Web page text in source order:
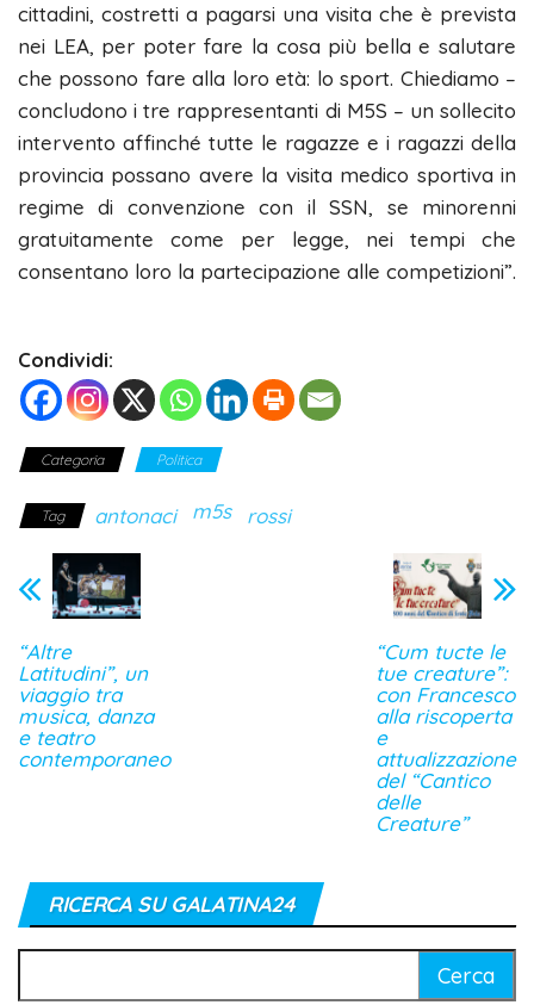
cittadini, costretti a pagarsi una visita che è prevista
nei LEA, per poter fare la cosa più bella e salutare
che possono fare alla loro età: lo sport. Chiediamo –
concludono i tre rappresentanti di M5S – un sollecito
intervento affinché tutte le ragazze e i ragazzi della
provincia possano avere la visita medico sportiva in
regime di convenzione con il SSN, se minorenni
gratuitamente come per legge, nei tempi che
consentano loro la partecipazione alle competizioni”.
Condividi:
Categoria Politica
Tag antonaci m5s rossi
“Altre
Latitudini”, un
viaggio tra
musica, danza
e teatro
contemporaneo
“Cum tucte le
tue creature”:
con Francesco
alla riscoperta
e
attualizzazione
del “Cantico
delle
Creature”
RICERCA SU GALATINA24
per: